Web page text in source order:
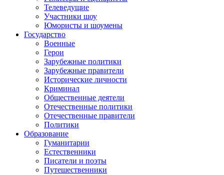
Телеведущие
Участники шоу
Юмористы и шоумены
Государство
Военные
Герои
Зарубежные политики
Зарубежные правители
Исторические личности
Криминал
Общественные деятели
Отечественные политики
Отечественные правители
Политики
Образование
Гуманитарии
Естественники
Писатели и поэты
Путешественники